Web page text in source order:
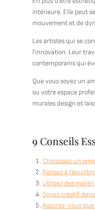
intérieure. Elle peut
mouvement et de
Les artistes qui se
l’innovation. Leur
contemporains qui
Que vous soyez un
ou votre espace
murales design et
9 Conseils
Choisissez un
Pensez à
Utilisez des
Soyez créatif
Assurez-vous que